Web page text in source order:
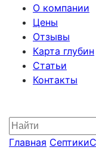
О компании
Цены
Отзывы
Карта глубин
Статьи
Контакты
Главная Септики